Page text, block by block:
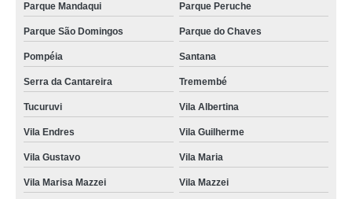
Parque Mandaqui Parque Peruche
Parque São Domingos Parque do Chaves
Pompéia Santana
Serra da Cantareira Tremembé
Tucuruvi Vila Albertina
Vila Endres Vila Guilherme
Vila Gustavo Vila Maria
Vila Marisa Mazzei Vila Mazzei